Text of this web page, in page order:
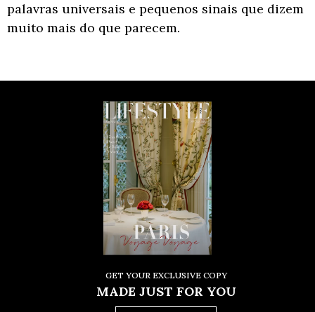
palavras universais e pequenos sinais que dizem
muito mais do que parecem.
GET YOUR EXCLUSIVE COPY
MADE JUST FOR YOU